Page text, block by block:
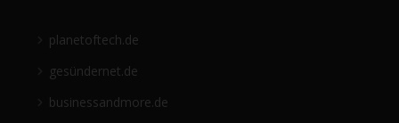
planetoftech.de
gesündernet.de
businessandmore.de